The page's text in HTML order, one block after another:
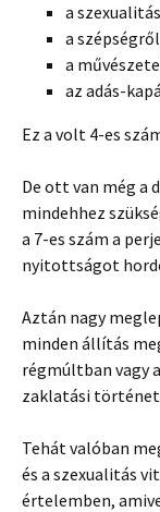
a
a
a
az adás-
Ez a volt 4-es
De ott van még a
mindehhez
a 7-es szám a
nyitottságot
Aztán nagy
minden állítás
régmúltban vagy
zaklatási
Tehát valóban
és a szexualitás
értelemben,